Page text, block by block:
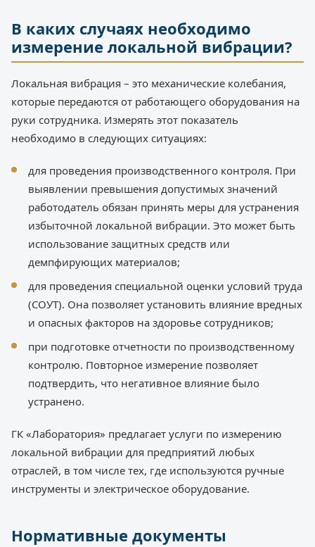
В каких случаях необходимо
измерение локальной вибрации?
Локальная вибрация – это механические колебания,
которые передаются от работающего оборудования на
руки сотрудника. Измерять этот показатель
необходимо в следующих ситуациях:
для проведения производственного контроля. При
выявлении превышения допустимых значений
работодатель обязан принять меры для устранения
избыточной локальной вибрации. Это может быть
использование защитных средств или
демпфирующих материалов;
для проведения специальной оценки условий труда
(СОУТ). Она позволяет установить влияние вредных
и опасных факторов на здоровье сотрудников;
при подготовке отчетности по производственному
контролю. Повторное измерение позволяет
подтвердить, что негативное влияние было
устранено.
ГК «Лаборатория» предлагает услуги по измерению
локальной вибрации для предприятий любых
отраслей, в том числе тех, где используются ручные
инструменты и электрическое оборудование.
Нормативные документы